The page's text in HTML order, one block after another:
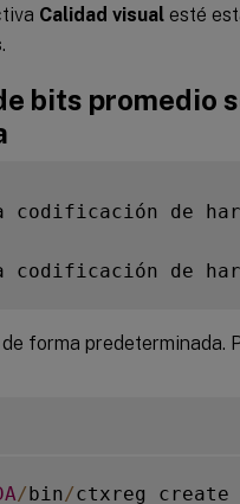
Calidad visual esté
.
bits promedio
codificación de
codificación de
forma predeterminada.
/bin/ctxreg create